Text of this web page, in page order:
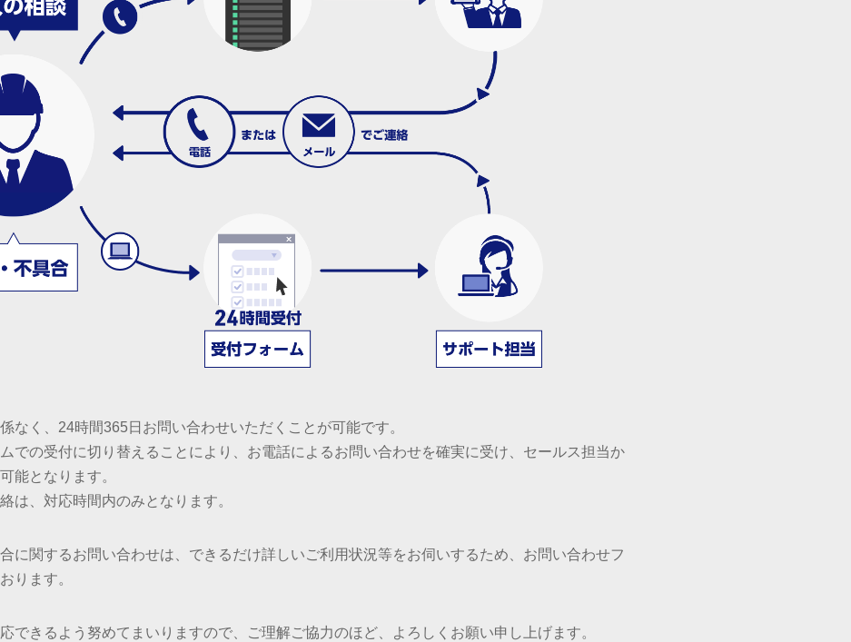
なく、24時間365日お問い合わせいただくことが可能です。
での受付に切り替えることにより、お電話によるお問い合わせを確実に受け、セールス担当か
能となります。
は、対応時間内のみとなります。
に関するお問い合わせは、できるだけ詳しいご利用状況等をお伺いするため、お問い合わせフ
ります。
できるよう努めてまいりますので、ご理解ご協力のほど、よろしくお願い申し上げます。